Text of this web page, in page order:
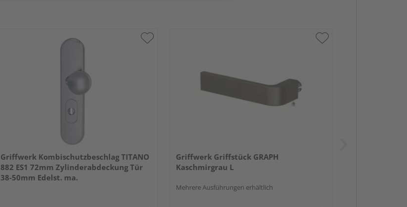
Griffwerk Kombischutzbeschlag TITANO
882 ES1 72mm Zylinderabdeckung Tür
38-50mm Edelst. ma.
Griffwerk Griffstück GRAPH
Kaschmirgrau L
Mehrere Ausführungen erhältlich